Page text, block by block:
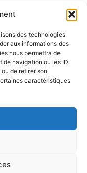
des technologies
aux informations des
nous permettra de
de navigation ou les ID
de retirer son
caractéristiques